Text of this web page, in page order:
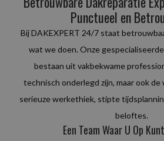
werkzaamheden aan te
Punctueel en
Bij DAKEXPERT 24/7 staat
wat we doen. Onze
bestaan uit vakbekwame
technisch onderlegd zijn, maar ook de
serieuze werkethiek, stipte
beloftes.
Een Team Waar U Op